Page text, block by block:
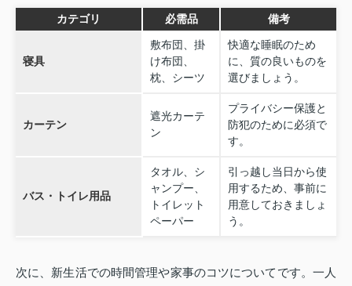
カテゴリ 必需品 備考
寝具
敷布団、掛
け布団、
枕、シーツ
快適な睡眠のため
に、質の良いものを
選びましょう。
カーテン
遮光カーテ
ン
プライバシー保護と
防犯のために必須で
す。
バス・トイレ用品
タオル、シ
ャンプー、
トイレット
ペーパー
引っ越し当日から使
用するため、事前に
用意しておきましょ
う。
次に、新生活での時間管理や家事のコツについてです。一人